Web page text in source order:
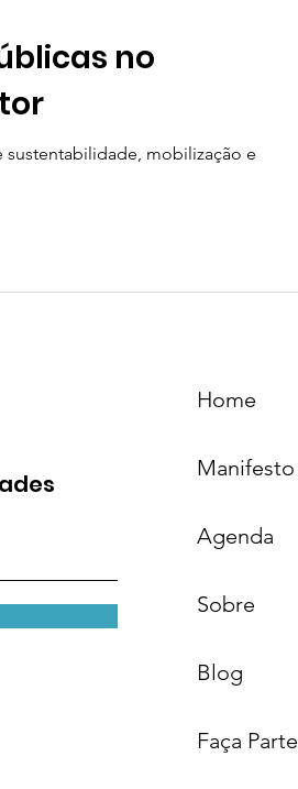
no
sustentabilidade, mobilização e
Home
Manifesto
Agenda
Sobre
Blog
Faça Parte